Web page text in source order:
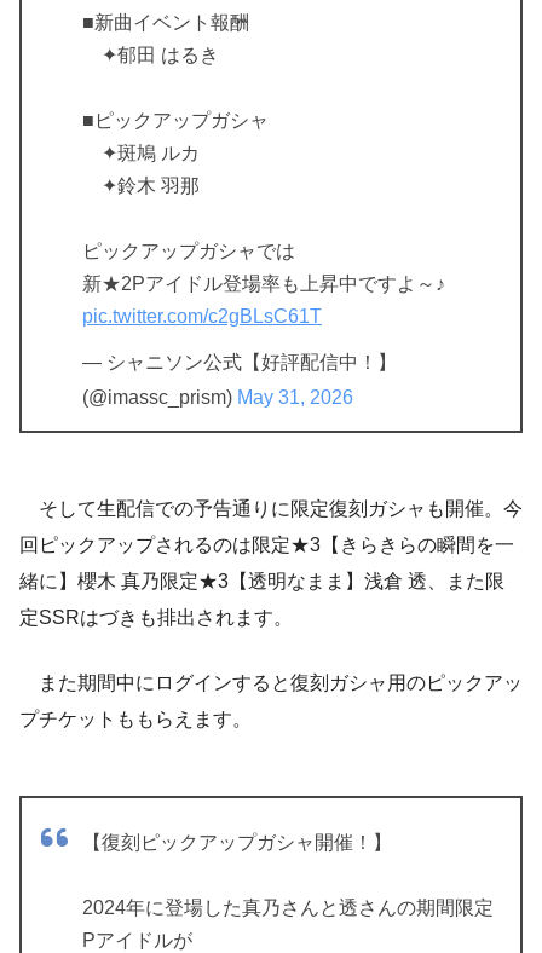
■新曲イベント報酬
✦郁田 はるき
■ピックアップガシャ
✦斑鳩 ルカ
✦鈴木 羽那
ピックアップガシャでは
新★2Pアイドル登場率も上昇中ですよ～♪
pic.twitter.com/c2gBLsC61T
— シャニソン公式【好評配信中！】
(@imassc_prism) May 31, 2026
そして生配信での予告通りに限定復刻ガシャも開催。今
回ピックアップされるのは限定★3【きらきらの瞬間を一
緒に】櫻木 真乃限定★3【透明なまま】浅倉 透、また限
定SSRはづきも排出されます。
また期間中にログインすると復刻ガシャ用のピックアッ
プチケットももらえます。
【復刻ピックアップガシャ開催！】
2024年に登場した真乃さんと透さんの期間限定
Pアイドルが